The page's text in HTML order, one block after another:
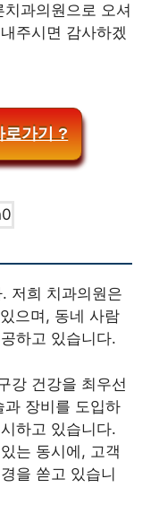
과의원으로 오셔
주시면 감사하겠
로가기 ?
저희 치과의원은
으며, 동네 사람
하고 있습니다.
강 건강을 최우선
과 장비를 도입하
하고 있습니다.
는 동시에, 고객
을 쏟고 있습니